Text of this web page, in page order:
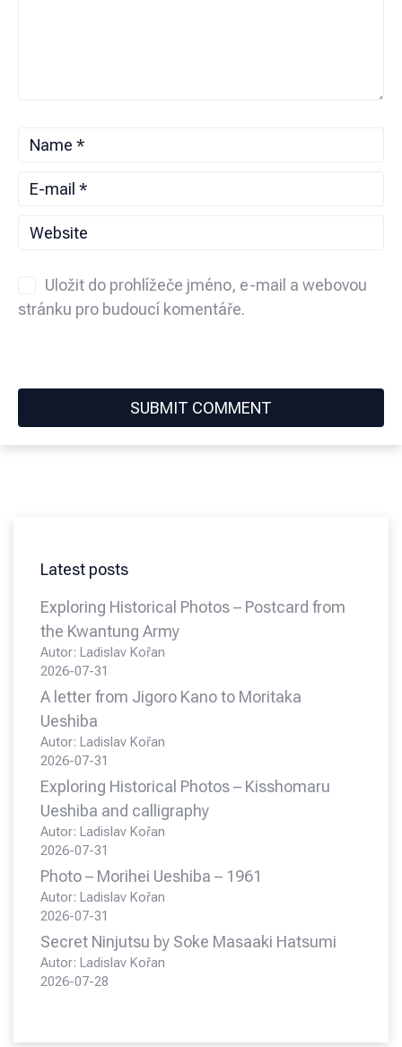
Uložit do prohlížeče jméno, e-mail a webovou
stránku pro budoucí komentáře.
Latest posts
Exploring Historical Photos – Postcard from
the Kwantung Army
Autor: Ladislav Kořan
2026-07-31
A letter from Jigoro Kano to Moritaka
Ueshiba
Autor: Ladislav Kořan
2026-07-31
Exploring Historical Photos – Kisshomaru
Ueshiba and calligraphy
Autor: Ladislav Kořan
2026-07-31
Photo – Morihei Ueshiba – 1961
Autor: Ladislav Kořan
2026-07-31
Secret Ninjutsu by Soke Masaaki Hatsumi
Autor: Ladislav Kořan
2026-07-28